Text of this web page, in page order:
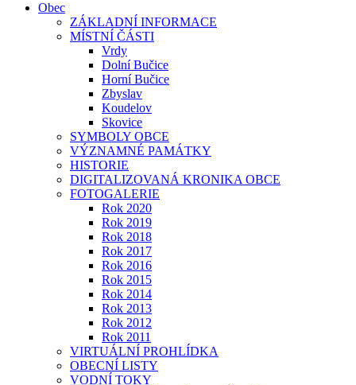
Obec
ZÁKLADNÍ INFORMACE
MÍSTNÍ ČÁSTI
Vrdy
Dolní Bučice
Horní Bučice
Zbyslav
Koudelov
Skovice
SYMBOLY OBCE
VÝZNAMNÉ PAMÁTKY
HISTORIE
DIGITALIZOVANÁ KRONIKA OBCE
FOTOGALERIE
Rok 2020
Rok 2019
Rok 2018
Rok 2017
Rok 2016
Rok 2015
Rok 2014
Rok 2013
Rok 2012
Rok 2011
VIRTUÁLNÍ PROHLÍDKA
OBECNÍ LISTY
VODNÍ TOKY